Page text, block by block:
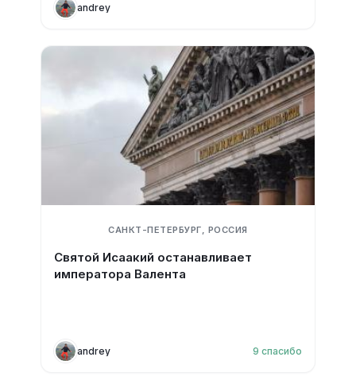
andrey
САНКТ-ПЕТЕРБУРГ, РОССИЯ
Святой Исаакий останавливает
императора Валента
andrey 9 спасибо